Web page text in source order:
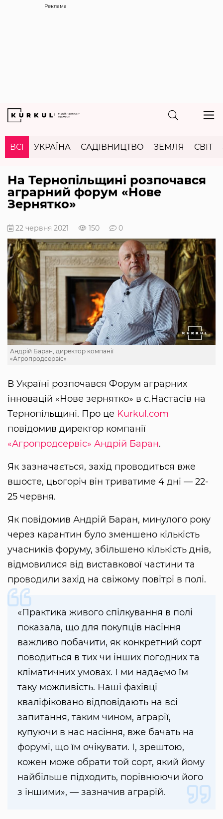
Реклама
ВСІ УКРАЇНА САДІВНИЦТВО ЗЕМЛЯ СВІТ
На Тернопільщині розпочався
аграрний форум «Нове
Зернятко»
22 червня 2021 150 0
Андрій Баран, директор компанії
«Агропродсервіс»
В Україні розпочався Форум аграрних
інновацій «Нове зернятко» в с.Настасів на
Тернопільщині. Про це Kurkul.com
повідомив директор компанії
«Агропродсервіс» Андрій Баран.
Як зазначається, захід проводиться вже
вшосте, цьогоріч він триватиме 4 дні — 22-
25 червня.
Як повідомив Андрій Баран, минулого року
через карантин було зменшено кількість
учасників форуму, збільшено кількість днів,
відмовилися від виставкової частини та
проводили захід на свіжому повітрі в полі.
«Практика живого спілкування в полі
показала, що для покупців насіння
важливо побачити, як конкретний сорт
поводиться в тих чи інших погодних та
кліматичних умовах. І ми надаємо їм
таку можливість. Наші фахівці
кваліфіковано відповідають на всі
запитання, таким чином, аграрії,
купуючи в нас насіння, вже бачать на
форумі, що їм очікувати. І, зрештою,
кожен може обрати той сорт, який йому
найбільше підходить, порівнюючи його
з іншими», — зазначив аграрій.